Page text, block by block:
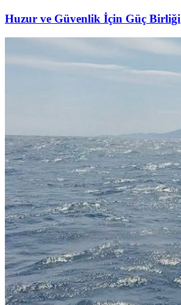
Huzur ve Güvenlik İçin Güç Birliği